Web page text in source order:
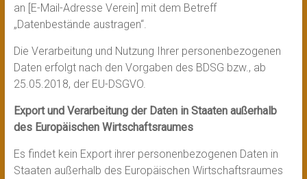
an [E-Mail-Adresse Verein] mit dem Betreff
„Datenbestände austragen“.
Die Verarbeitung und Nutzung Ihrer personenbezogenen
Daten erfolgt nach den Vorgaben des BDSG bzw., ab
25.05.2018, der EU-DSGVO.
Export und Verarbeitung der Daten in Staaten außerhalb
des Europäischen Wirtschaftsraumes
Es findet kein Export ihrer personenbezogenen Daten in
Staaten außerhalb des Europäischen Wirtschaftsraumes